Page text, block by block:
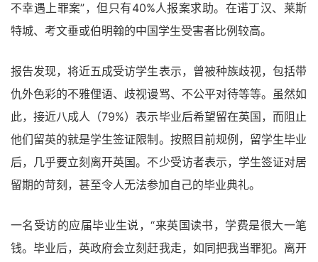
不幸遇上罪案”，但只有40%人报案求助。在诺丁汉、莱斯
特城、考文垂或伯明翰的中国学生受害者比例较高。
报告发现，将近五成受访学生表示，曾被种族歧视，包括带
仇外色彩的不雅俚语、歧视谩骂、不公平对待等等。虽然如
此，接近八成人（79%）表示毕业后希望留在英国，而阻止
他们留英的就是学生签证限制。按照目前规例，留学生毕业
后，几乎要立刻离开英国。不少受访者表示，学生签证对居
留期的苛刻，甚至令人无法参加自己的毕业典礼。
一名受访的应届毕业生说，“来英国读书，学费是很大一笔
钱。毕业后，英政府会立刻赶我走，如同把我当罪犯。离开